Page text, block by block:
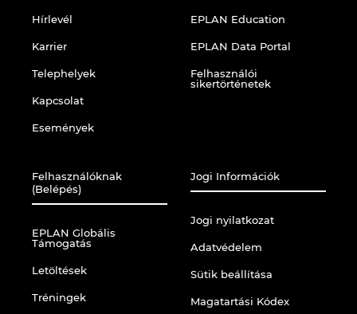
Hírlevél
Karrier
Telephelyek
Kapcsolat
Események
EPLAN Education
EPLAN Data Portal
Felhasználói
sikertörténetek
Felhasználóknak
(Belépés)
EPLAN Globális
Támogatás
Letöltések
Tréningek
Jogi Információk
Jogi nyilatkozat
Adatvédelem
Sütik beállítása
Magatartási Kódex